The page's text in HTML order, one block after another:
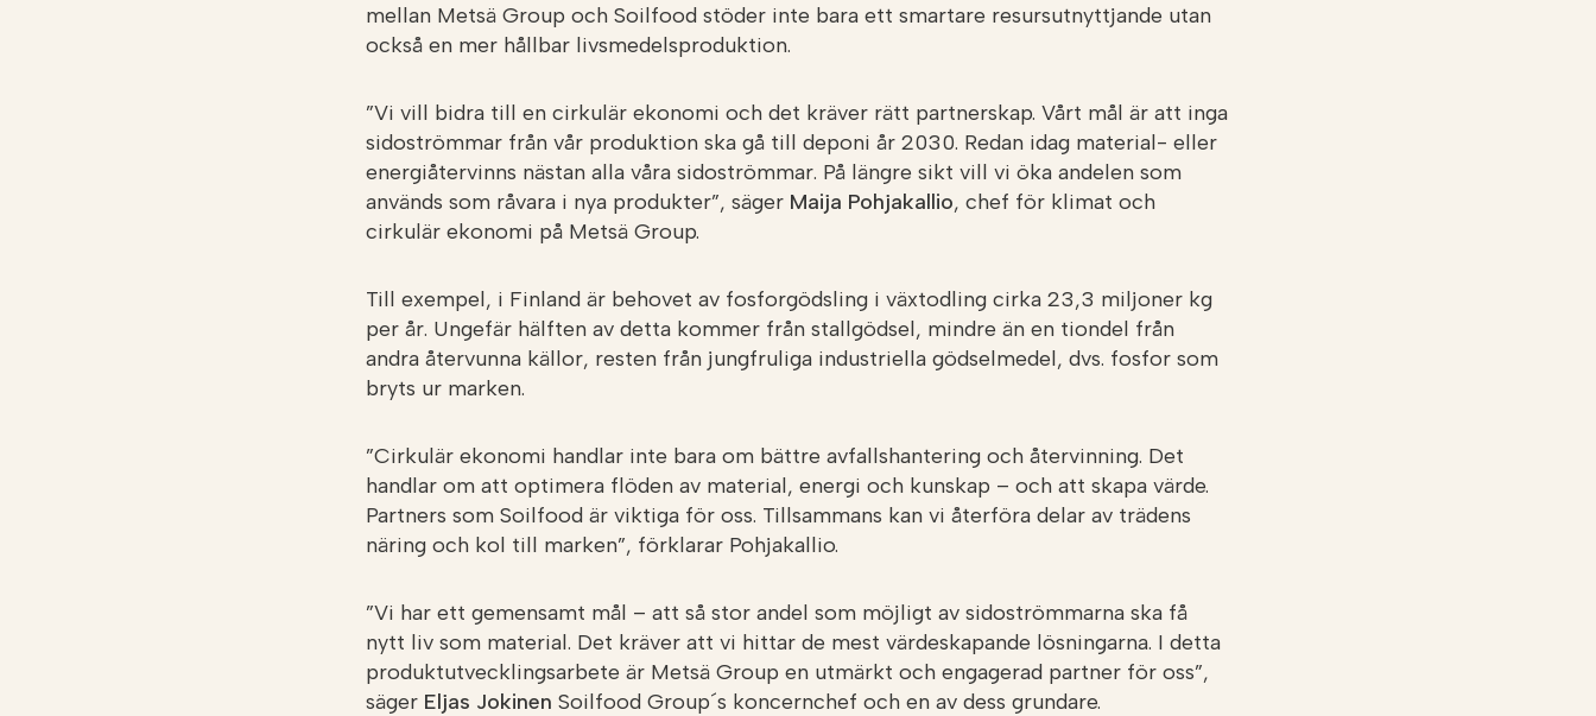
mellan Metsä Group och Soilfood stöder inte bara ett smartare resursutnyttjande utan
också en mer hållbar livsmedelsproduktion.
”Vi vill bidra till en cirkulär ekonomi och det kräver rätt partnerskap. Vårt mål är att inga
sidoströmmar från vår produktion ska gå till deponi år 2030. Redan idag material- eller
energiåtervinns nästan alla våra sidoströmmar. På längre sikt vill vi öka andelen som
används som råvara i nya produkter”, säger Maija Pohjakallio, chef för klimat och
cirkulär ekonomi på Metsä Group.
Till exempel, i Finland är behovet av fosforgödsling i växtodling cirka 23,3 miljoner kg
per år. Ungefär hälften av detta kommer från stallgödsel, mindre än en tiondel från
andra återvunna källor, resten från jungfruliga industriella gödselmedel, dvs. fosfor som
bryts ur marken.
”Cirkulär ekonomi handlar inte bara om bättre avfallshantering och återvinning. Det
handlar om att optimera flöden av material, energi och kunskap – och att skapa värde.
Partners som Soilfood är viktiga för oss. Tillsammans kan vi återföra delar av trädens
näring och kol till marken”, förklarar Pohjakallio.
”Vi har ett gemensamt mål – att så stor andel som möjligt av sidoströmmarna ska få
nytt liv som material. Det kräver att vi hittar de mest värdeskapande lösningarna. I detta
produktutvecklingsarbete är Metsä Group en utmärkt och engagerad partner för oss”,
säger Eljas Jokinen Soilfood Group´s koncernchef och en av dess grundare.